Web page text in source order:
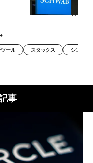
ール スタックス シンボル
事